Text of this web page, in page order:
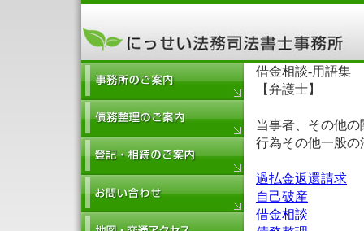
借金相談-用語集
【弁護士】
当事者、その他
行為その他一般
過払金返還請求
自己破産
借金相談